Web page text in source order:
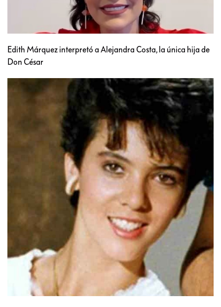
Edith Márquez interpretó a Alejandra Costa, la única hija de
Don César